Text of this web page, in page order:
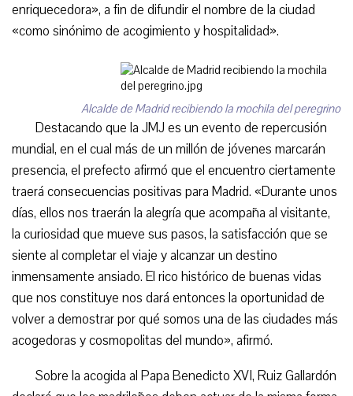
enriquecedora», a fin de difundir el nombre de la ciudad
«como sinónimo de acogimiento y hospitalidad».
Alcalde de Madrid recibiendo la mochila del peregrino
Destacando que la JMJ es un evento de repercusión
mundial, en el cual más de un millón de jóvenes marcarán
presencia, el prefecto afirmó que el encuentro ciertamente
traerá consecuencias positivas para Madrid. «Durante unos
días, ellos nos traerán la alegría que acompaña al visitante,
la curiosidad que mueve sus pasos, la satisfacción que se
siente al completar el viaje y alcanzar un destino
inmensamente ansiado. El rico histórico de buenas vidas
que nos constituye nos dará entonces la oportunidad de
volver a demostrar por qué somos una de las ciudades más
acogedoras y cosmopolitas del mundo», afirmó.
Sobre la acogida al Papa Benedicto XVI, Ruiz Gallardón